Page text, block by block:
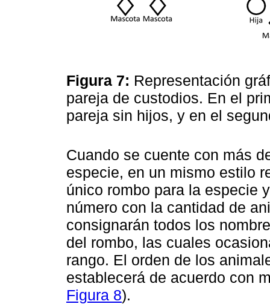
Figura 7: Representación
pareja de custodios. En el
pareja sin hijos, y en el
Cuando se cuente con más
especie, en un mismo estilo
único rombo para la especie
número con la cantidad de
consignarán todos los
del rombo, las cuales
rango. El orden de los
establecerá de acuerdo con
Figura 8).